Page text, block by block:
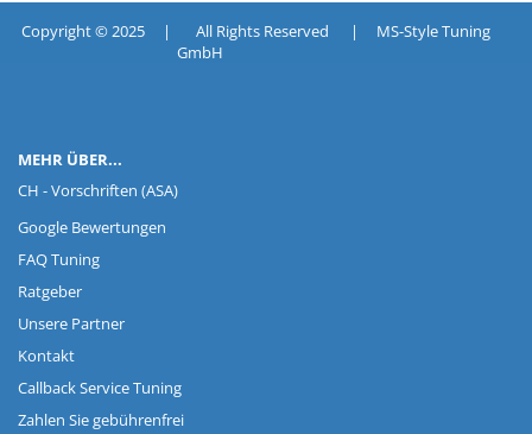
Copyright © 2025 | All Rights Reserved | MS-Style Tuning
GmbH
MEHR ÜBER...
CH - Vorschriften (ASA)
Google Bewertungen
FAQ Tuning
Ratgeber
Unsere Partner
Kontakt
Callback Service Tuning
Zahlen Sie gebührenfrei